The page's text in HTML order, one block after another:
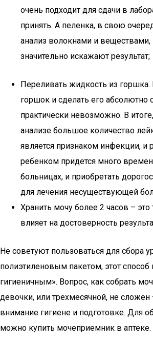
очень подходит для сдачи в
принять. А пеленка, в свою
анализ волокнами и
значительно искажают результат;
Переливать жидкость из горшка.
горшок и сделать его абсолютно
практически невозможно. В
анализе большое количество
является признаком инфекции, и
ребенком придется много
больницах, и приобретать
для лечения несуществующей
Хранить мочу более 2 часов –
влияет на достоверность
Не советуют пользоваться для сбора
полиэтиленовым пакетом, этот
гигиеничным». Вопрос, как собрать
девочки, или трехмесячной, не сложен
внимание гигиене и подготовке. Для
можно купить мочеприемник в аптеке.